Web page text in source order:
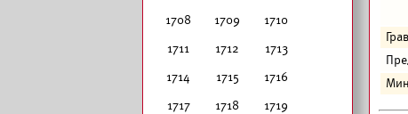
1708
1709
1710
1711
1712
1713
1714
1715
1716
1717
1718
1719